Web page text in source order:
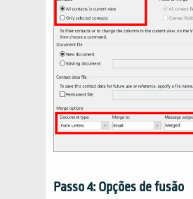
Passo 4: Opções de fusão